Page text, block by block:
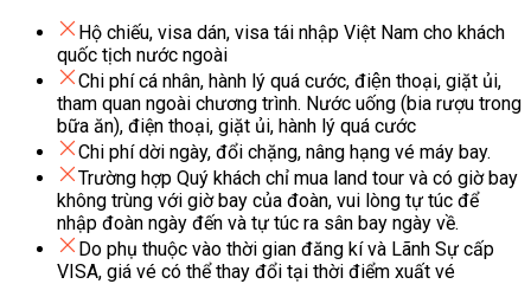
Hộ chiếu, visa dán, visa tái nhập Việt Nam cho khách
quốc tịch nước ngoài
Chi phí cá nhân, hành lý quá cước, điện thoại, giặt ủi,
tham quan ngoài chương trình. Nước uống (bia rượu trong
bữa ăn), điện thoại, giặt ủi, hành lý quá cước
Chi phí dời ngày, đổi chặng, nâng hạng vé máy bay.
Trường hợp Quý khách chỉ mua land tour và có giờ bay
không trùng với giờ bay của đoàn, vui lòng tự túc để
nhập đoàn ngày đến và tự túc ra sân bay ngày về.
Do phụ thuộc vào thời gian đăng kí và Lãnh Sự cấp
VISA, giá vé có thể thay đổi tại thời điểm xuất vé